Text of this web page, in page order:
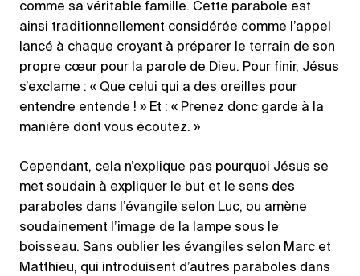
comme sa véritable famille. Cette parabole est
ainsi traditionnellement considérée comme l’appel
lancé à chaque croyant à préparer le terrain de son
propre cœur pour la parole de Dieu. Pour finir, Jésus
s’exclame : « Que celui qui a des oreilles pour
entendre entende ! » Et : « Prenez donc garde à la
manière dont vous écoutez. »
Cependant, cela n’explique pas pourquoi Jésus se
met soudain à expliquer le but et le sens des
paraboles dans l’évangile selon Luc, ou amène
soudainement l’image de la lampe sous le
boisseau. Sans oublier les évangiles selon Marc et
Matthieu, qui introduisent d’autres paraboles dans